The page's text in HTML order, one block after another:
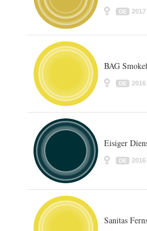
DE 2017
BAG
DE 2016
Eisiger
DE 2016
Sanitas